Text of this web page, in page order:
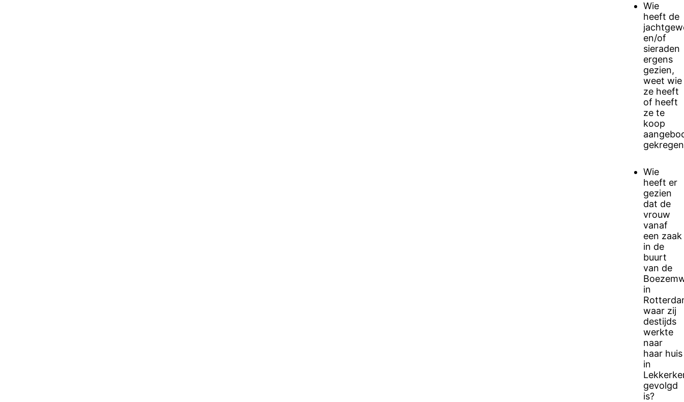
Wie
heeft de
en/of
sieraden
ergens
gezien,
weet wie
ze heeft
of heeft
ze te
koop
Wie
heeft er
gezien
dat de
vrouw
vanaf
een zaak
in de
buurt
van de
in
waar zij
destijds
werkte
naar
haar huis
in
gevolgd
is?